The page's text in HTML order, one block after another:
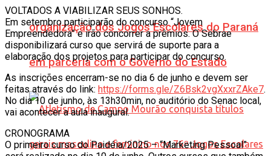
organização dos Jogos Escolares do Paraná
em parceria com o Governo do Estado
VOLTADOS A VIABILIZAR SEUS SONHOS.
Em setembro participarão do concurso “Jovem
Empreendedora” e irão concorrer a prêmios. O Sebrae
disponibilizará curso que servirá de suporte para a
elaboração dos projetos para participar do concurso.
As inscrições encerram-se no dia 6 de junho e devem ser
feitas através do link: https://forms.gle/Z6Bsk2vgXxxrZAke7.
No dia 10 de junho, às 13h30min, no auditório do Senac local,
vai acontecer a aula inaugural.
CRONOGRAMA
O primeiro curso do Paidéia/2025 – “Marketing Pessoal”